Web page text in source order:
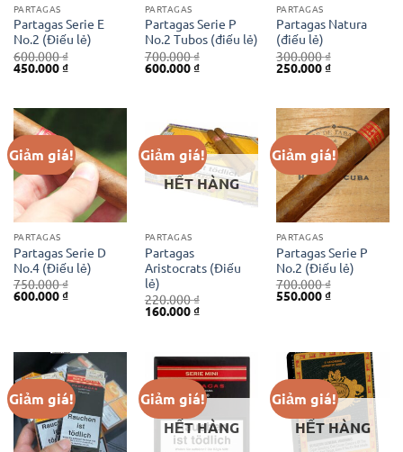
PARTAGAS
Partagas Serie E
No.2 (Điếu lẻ)
600.000₫
Giá
gốc
450.000₫Giá
450.000 ₫.
PARTAGAS
Partagas Serie P
No.2 Tubos (điếu lẻ)
700.000₫
Giá
gốc
600.000₫Giá
PARTAGAS
Partagas Natura
(điếu lẻ)
300.000₫
Giá
gốc
250.000₫Giá
250.000 ₫.
Giảm giá!
PARTAGAS
Partagas Serie D
No.4 (Điếu lẻ)
750.000₫
Giá
600.000₫Giá
Giảm giá!
HẾT HÀNG
PARTAGAS
Partagas
Aristocrats (Điếu
lẻ)
220.000₫
Giá
160.000₫Giá
160.000 ₫.
Giảm giá!
PARTAGAS
Partagas Serie P
No.2 (Điếu lẻ)
700.000₫
Giá
550.000₫Giá
Giảm giá!
Giảm giá!
HẾT HÀNG
Giảm giá!
HẾT HÀNG